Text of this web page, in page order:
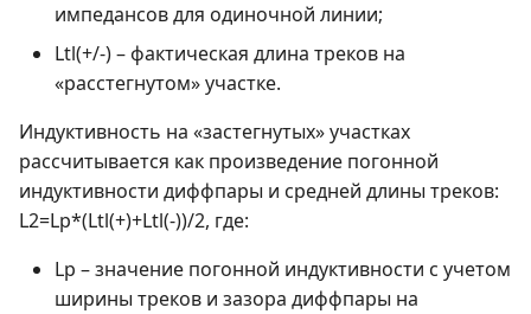
импедансов для одиночной линии;
Ltl(+/-) – фактическая длина треков на
«расстегнутом» участке.
Индуктивность на «застегнутых» участках
рассчитывается как произведение погонной
индуктивности диффпары и средней длины треков:
L2=Lp*(Ltl(+)+Ltl(-))/2, где:
Lp – значение погонной индуктивности с учетом
ширины треков и зазора диффпары на